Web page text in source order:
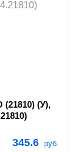
(У),
345.6 руб.